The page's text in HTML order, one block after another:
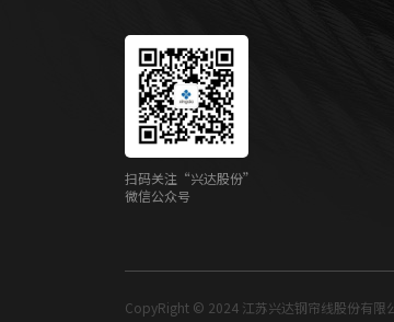
扫码关注“兴达股份”
微信公众号
CopyRight © 2024 江苏兴达钢帘线股份有限